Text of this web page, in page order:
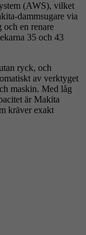
(AWS), vilket
dammsugare via
en renare
35 och 43
ryck, och
av verktyget
maskin. Med låg
är Makita
kräver exakt